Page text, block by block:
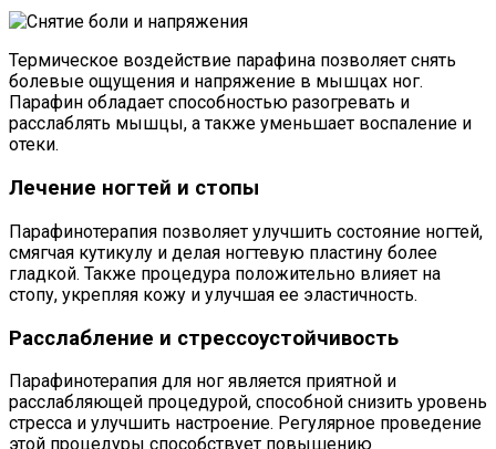
Термическое воздействие парафина позволяет снять
болевые ощущения и напряжение в мышцах ног.
Парафин обладает способностью разогревать и
расслаблять мышцы, а также уменьшает воспаление и
отеки.
Лечение ногтей и стопы
Парафинотерапия позволяет улучшить состояние ногтей,
смягчая кутикулу и делая ногтевую пластину более
гладкой. Также процедура положительно влияет на
стопу, укрепляя кожу и улучшая ее эластичность.
Расслабление и стрессоустойчивость
Парафинотерапия для ног является приятной и
расслабляющей процедурой, способной снизить уровень
стресса и улучшить настроение. Регулярное проведение
этой процедуры способствует повышению